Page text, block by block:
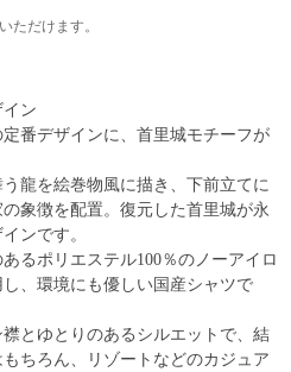
ただけます。
ン
定番デザインに、首里城モチーフが
龍を絵巻物風に描き、下前立てに
象徴を配置。復元した首里城が永
ンです。
るポリエステル100％のノーアイロ
、環境にも優しい国産シャツで
とゆとりのあるシルエットで、結
ちろん、リゾートなどのカジュア